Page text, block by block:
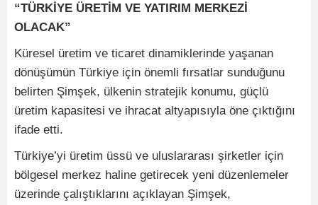
“TÜRKİYE ÜRETİM VE YATIRIM MERKEZİ
OLACAK”
Küresel üretim ve ticaret dinamiklerinde yaşanan
dönüşümün Türkiye için önemli fırsatlar sunduğunu
belirten Şimşek, ülkenin stratejik konumu, güçlü
üretim kapasitesi ve ihracat altyapısıyla öne çıktığını
ifade etti.
Türkiye’yi üretim üssü ve uluslararası şirketler için
bölgesel merkez haline getirecek yeni düzenlemeler
üzerinde çalıştıklarını açıklayan Şimşek,